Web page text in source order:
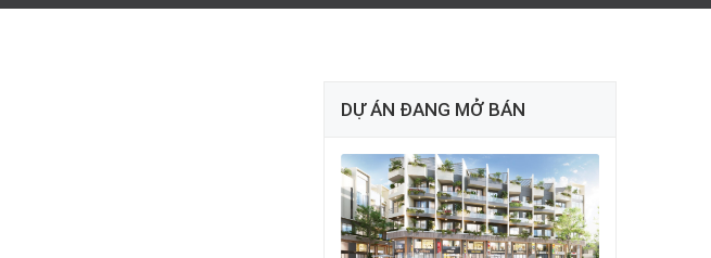
DỰ ÁN ĐANG MỞ BÁN